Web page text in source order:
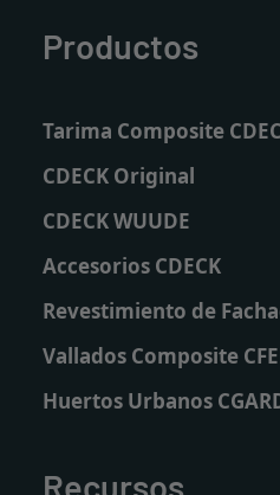
Productos
Tarima Composite
CDECK Original
CDECK WUUDE
Accesorios CDECK
Revestimiento de
Vallados Composite
Huertos Urbanos
Recursos